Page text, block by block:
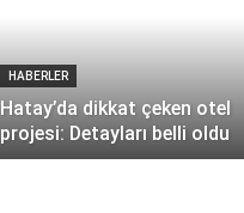
HABERLER
Hatay’da dikkat çeken otel
projesi: Detayları belli oldu